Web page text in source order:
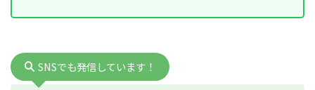
SNSでも発信しています！